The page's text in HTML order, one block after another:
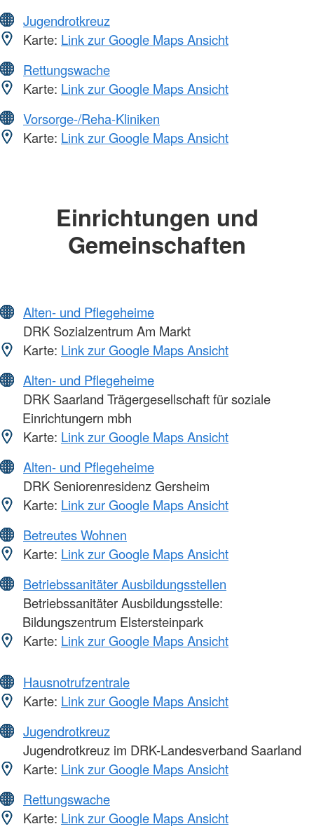
Jugendrotkreuz
Karte: Link zur Google Maps Ansicht
Rettungswache
Karte: Link zur Google Maps Ansicht
Vorsorge-/Reha-Kliniken
Karte: Link zur Google Maps Ansicht
Einrichtungen und
Gemeinschaften
Alten- und Pflegeheime
DRK Sozialzentrum Am Markt
Karte: Link zur Google Maps Ansicht
Alten- und Pflegeheime
DRK Saarland Trägergesellschaft für soziale
Einrichtungern mbh
Karte: Link zur Google Maps Ansicht
Alten- und Pflegeheime
DRK Seniorenresidenz Gersheim
Karte: Link zur Google Maps Ansicht
Betreutes Wohnen
Karte: Link zur Google Maps Ansicht
Betriebssanitäter Ausbildungsstellen
Betriebssanitäter Ausbildungsstelle:
Bildungszentrum Elstersteinpark
Karte: Link zur Google Maps Ansicht
Hausnotrufzentrale
Karte: Link zur Google Maps Ansicht
Jugendrotkreuz
Jugendrotkreuz im DRK-Landesverband Saarland
Karte: Link zur Google Maps Ansicht
Rettungswache
Karte: Link zur Google Maps Ansicht